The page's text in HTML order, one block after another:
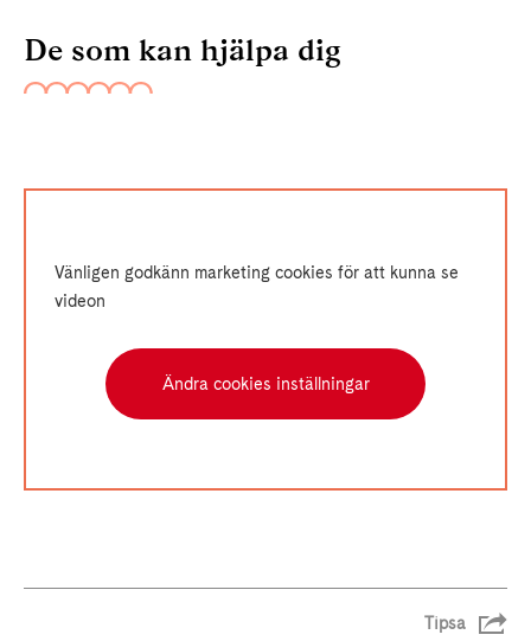
De som kan hjälpa dig
Vänligen godkänn marketing cookies för att kunna se
videon
Ändra cookies inställningar
Tipsa